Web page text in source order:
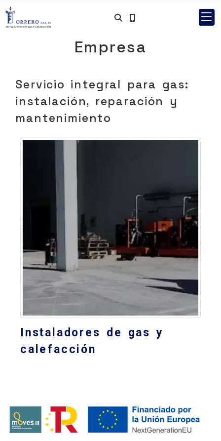
Empresa
Servicio integral para gas:
instalación, reparación y
mantenimiento
Instaladores de gas y
calefacción